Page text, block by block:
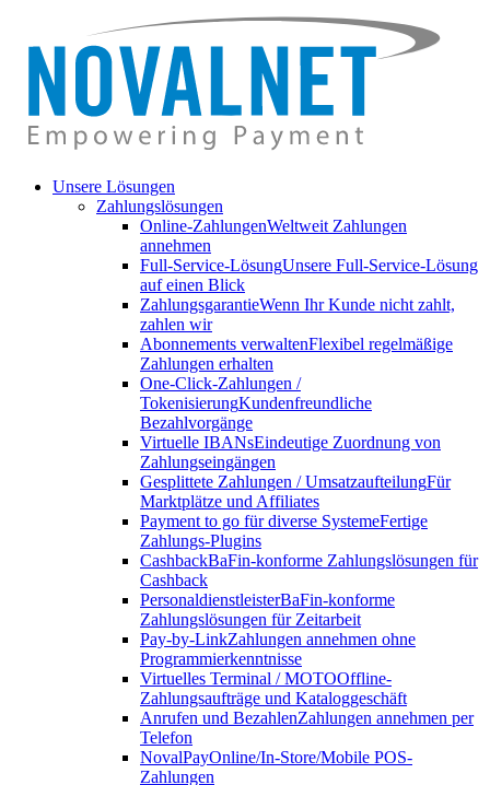
Unsere Lösungen
Zahlungslösungen
Online-ZahlungenWeltweit Zahlungen
annehmen
Full-Service-LösungUnsere Full-Service-Lösung
auf einen Blick
ZahlungsgarantieWenn Ihr Kunde nicht zahlt,
zahlen wir
Abonnements verwaltenFlexibel regelmäßige
Zahlungen erhalten
One-Click-Zahlungen /
TokenisierungKundenfreundliche
Bezahlvorgänge
Virtuelle IBANsEindeutige Zuordnung von
Zahlungseingängen
Gesplittete Zahlungen / UmsatzaufteilungFür
Marktplätze und Affiliates
Payment to go für diverse SystemeFertige
Zahlungs-Plugins
CashbackBaFin-konforme Zahlungslösungen für
Cashback
PersonaldienstleisterBaFin-konforme
Zahlungslösungen für Zeitarbeit
Pay-by-LinkZahlungen annehmen ohne
Programmierkenntnisse
Virtuelles Terminal / MOTOOffline-
Zahlungsaufträge und Kataloggeschäft
Anrufen und BezahlenZahlungen annehmen per
Telefon
NovalPayOnline/In-Store/Mobile POS-
Zahlungen